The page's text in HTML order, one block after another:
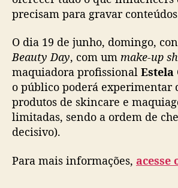
precisam para gravar
O dia 19 de junho, domingo,
Beauty Day, com um make-up
maquiadora profissional Estela
o público poderá experimentar
produtos de skincare e
limitadas, sendo a ordem de
decisivo).
Para mais informações, acesse